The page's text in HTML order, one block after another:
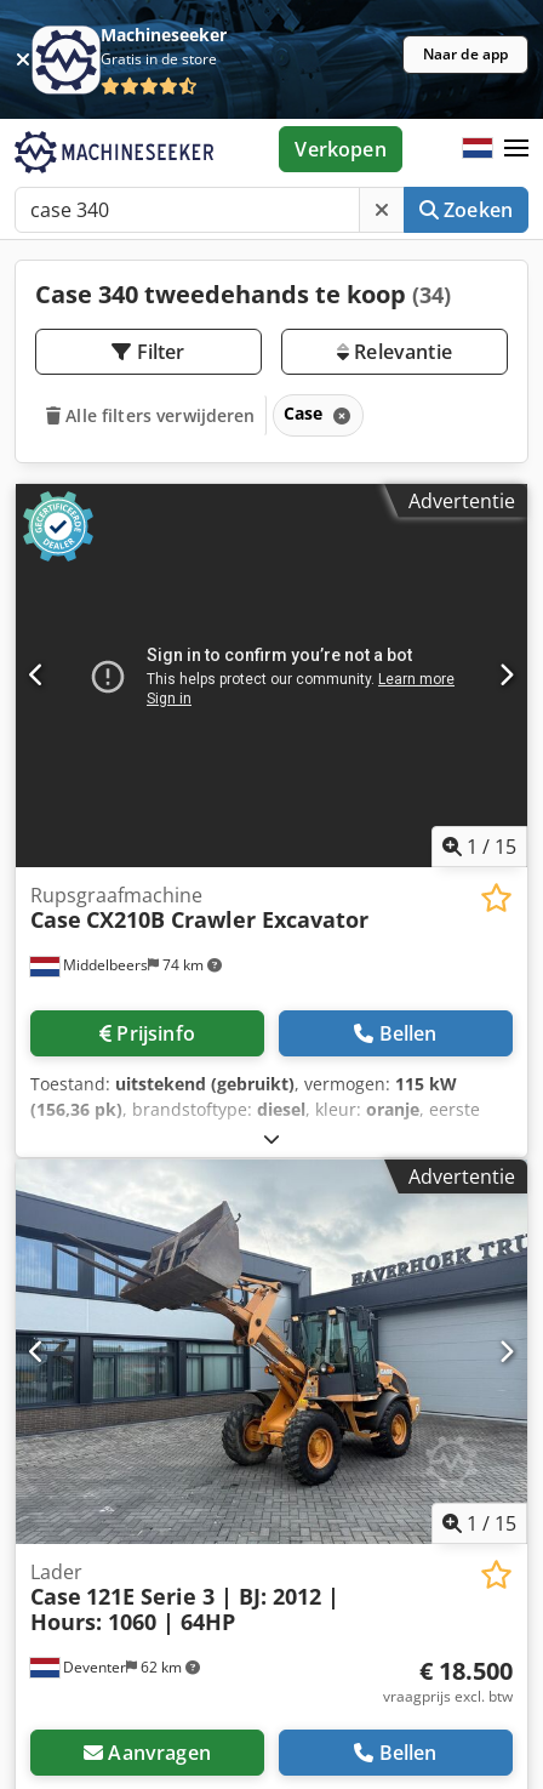
Machineseeker
Gratis in de store Naar de app
Zoeken
Verkopen
Case 340 tweedehands te koop (34)
Filter Relevantie
Alle filters verwijderen Case
Advertentie
1 / 15
Middelbeers 74 km
Rupsgraafmachine
Case CX210B Crawler Excavator
Prijsinfo Bellen
Toestand: uitstekend (gebruikt), vermogen: 115 kW
(156,36 pk), brandstoftype: diesel, kleur: oranje, eerste
, Bouwjaar:
h, Algemene informatie Bouwjaar: 2012 Serienummer:
DCH210R5NCEAH2500 Technische informatie Aantal
cilinders: 4 Leeggewicht: 22.600 kg Functioneel Dsdpfey En
Ndsx Anuewa Werkbreedte: 300 cm CE-markering: ja Staat
Technische staat: zeer goed Optische staat: zeer goed
Financiële informatie Prijs: op aanvraag Garantie Garantie:
Van eerste eigenaar, volledig dealeronderhouden, direct
inzetbaar! - 80% rupsloopwerk - Inclusief 3 bakken: 1300
mm, 450 mm en 2000 mm slotenbak - Optioneel met
TOPCON 3D-systeem uit 2021
Advertentie
1 / 15
Deventer 62 km
Lader
Case 121E Serie 3 | BJ: 2012 |
Hours: 1060 | 64HP
€ 18.500
vraagprijs excl. btw
Aanvragen Bellen